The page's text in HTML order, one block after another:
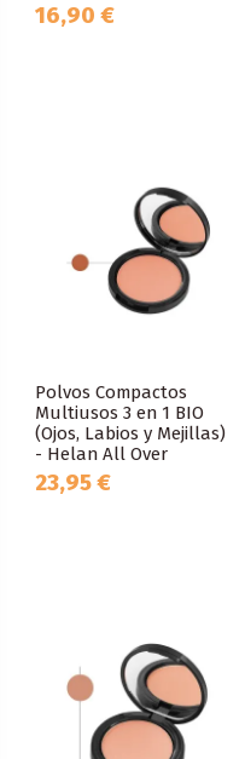
16,90 €
Polvos Compactos
Multiusos 3 en 1 BIO
(Ojos, Labios y Mejillas)
- Helan All Over
23,95 €